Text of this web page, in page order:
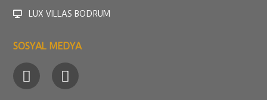
LUX VILLAS BODRUM
SOSYAL MEDYA